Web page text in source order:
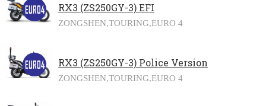
RX3 (ZS250GY-3) EFI
ZONGSHEN,TOURING,EURO 4
RX3 (ZS250GY-3) Police Version
ZONGSHEN,TOURING,EURO 4